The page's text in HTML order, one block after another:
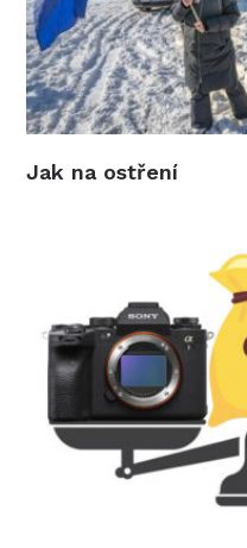
Jak na ostření